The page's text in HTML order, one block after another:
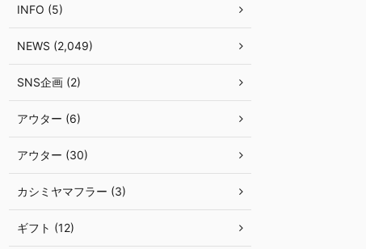
INFO (5)
NEWS (2,049)
SNS企画 (2)
アウター (6)
アウター (30)
カシミヤマフラー (3)
ギフト (12)